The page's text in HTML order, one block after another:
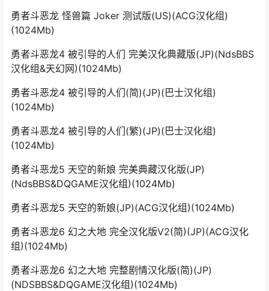
勇者斗恶龙 怪兽篇 Joker 测试版(US)(ACG汉化组)
(1024Mb)
勇者斗恶龙4 被引导的人们 完美汉化典藏版(JP)(NdsBBS
汉化组&天幻网)(1024Mb)
勇者斗恶龙4 被引导的人们(简)(JP)(巴士汉化组)
(1024Mb)
勇者斗恶龙4 被引导的人们(繁)(JP)(巴士汉化组)
(1024Mb)
勇者斗恶龙5 天空的新娘 完美典藏汉化版(JP)
(NdsBBS&DQGAME汉化组)(1024Mb)
勇者斗恶龙5 天空的新娘(JP)(ACG汉化组)(1024Mb)
勇者斗恶龙6 幻之大地 完全汉化版V2(简)(JP)(ACG汉化
组)(1024Mb)
勇者斗恶龙6 幻之大地 完整剧情汉化版(简)(JP)
(NDSBBS&DQGAME汉化组)(1024Mb)